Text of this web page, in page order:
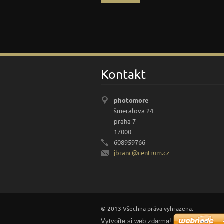
Kontakt
photomore
šmeralova 24
praha 7
17000
608959766
jbranc@centrum.cz
© 2013 Všechna práva vyhrazena.
Vytvořte si web zdarma!